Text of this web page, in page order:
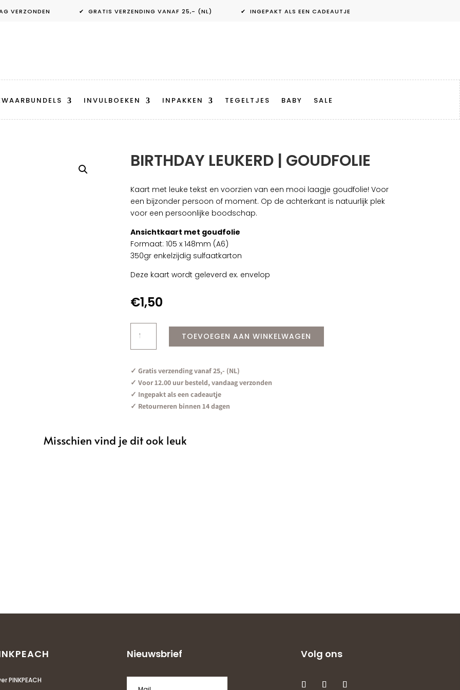
VERZONDEN ✔ GRATIS VERZENDING VANAF 25,- (NL) ✔ INGEPAKT ALS EEN CADEAUTJE
INVULBOEKEN INPAKKEN TEGELTJES BABY SALE
BIRTHDAY LEUKERD | GOUDFOLIE
Kaart met leuke tekst en voorzien van een mooi laagje goudfolie! Voor
een bijzonder persoon of moment. Op de achterkant is natuurlijk plek
voor een persoonlijke boodschap.
Ansichtkaart met goudfolie
Formaat: 105 x 148mm (A6)
350gr enkelzijdig sulfaatkarton
Deze kaart wordt geleverd ex. envelop
€1,50
Leukerd
|
aantal
TOEVOEGEN AAN WINKELWAGEN
✓ Gratis verzending vanaf 25,- (NL)
✓ Voor 12.00 uur besteld, vandaag verzonden
✓ Ingepakt als een cadeautje
✓ Retourneren binnen 14 dagen
Misschien vind je dit ook leuk
PINKPEACH
Nieuwsbrief Volg ons